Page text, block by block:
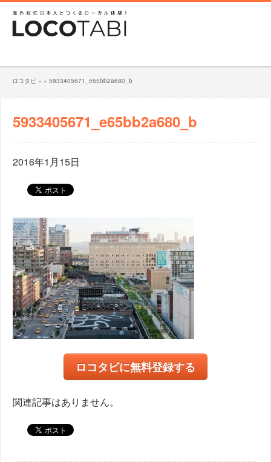
ロコタビ » » 5933405671_e65bb2a680_b
5933405671_e65bb2a680_b
2016年1月15日
ロコタビに無料登録する
関連記事はありません。